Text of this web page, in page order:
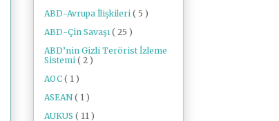
ABD-Avrupa İlişkileri ( 5 )
ABD-Çin Savaşı ( 25 )
ABD’nin Gizli Terörist İzleme
Sistemi ( 2 )
AOC ( 1 )
ASEAN ( 1 )
AUKUS ( 11 )